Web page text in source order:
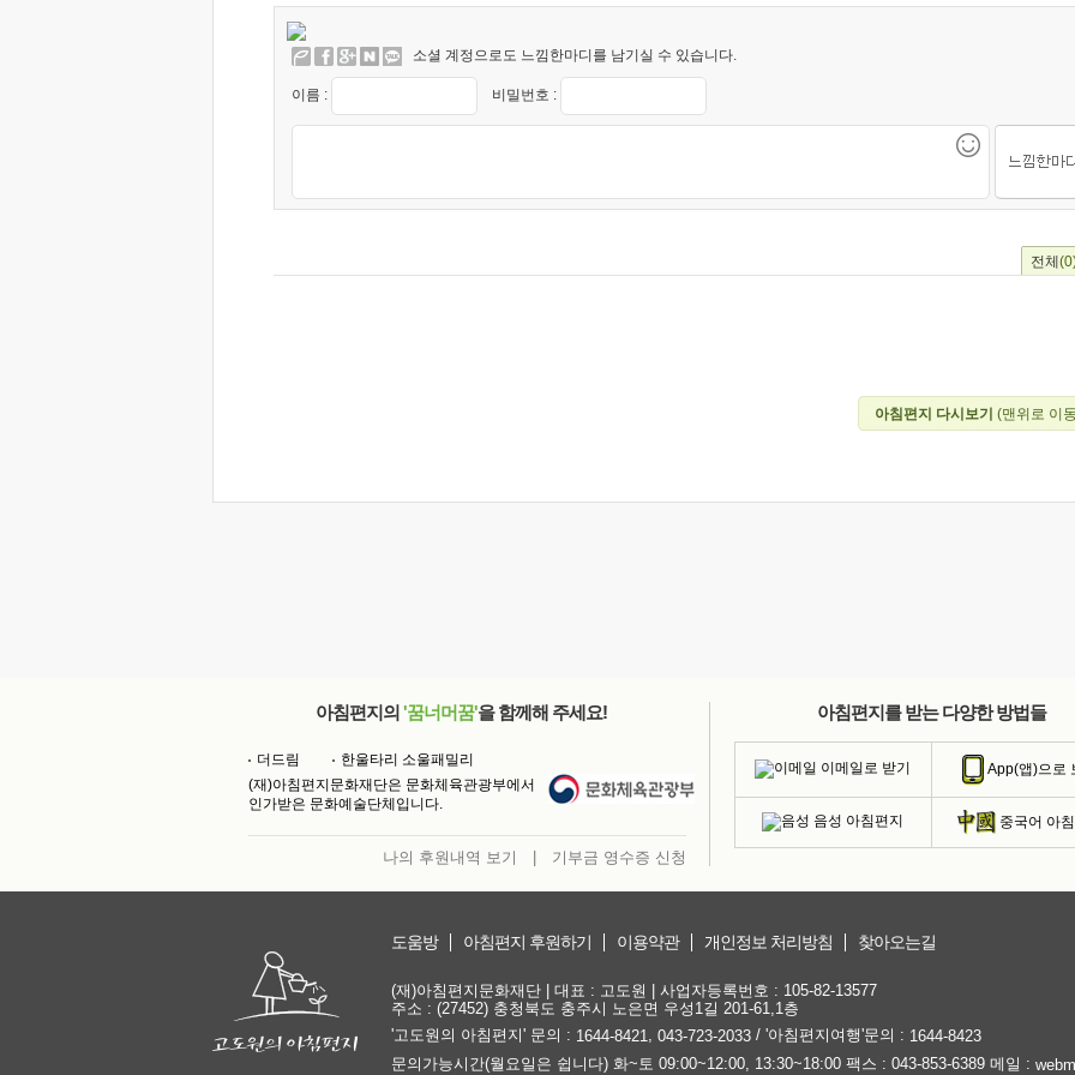
소셜 계정으로도 느낌한마디를 남기실 수 있습니다.
이름 : 비밀번호 :
전체
아침편지 다시보기 (맨위로 이
아침편지의 '꿈너머꿈'을 함께해 주세요!
더드림
한울타리 소울패밀리
(재)아침편지문화재단은 문화체육관광부에서
인가받은 문화예술단체입니다.
나의 후원내역 보기 | 기부금 영수증 신청
아침편지를 받는 다양한 방법들
이메일로 받기 App(앱)으로
음성 아침편지 중국어 아
도움방 아침편지 후원하기 이용약관 개인정보 처리방침 찾아오는길
(재)아침편지문화재단 | 대표 : 고도원 | 사업자등록번호 : 105-82-13577
주소 : (27452) 충청북도 충주시 노은면 우성1길 201-61,1층
'고도원의 아침편지' 문의 : 1644-8421 043-723-2033 / '아침편지여행'문의 : 1644-8423
문의가능시간(월요일은 쉽니다) 화~토 09:00~12:00, 13:30~18:00 팩스 : 043-853-6389 메일 :